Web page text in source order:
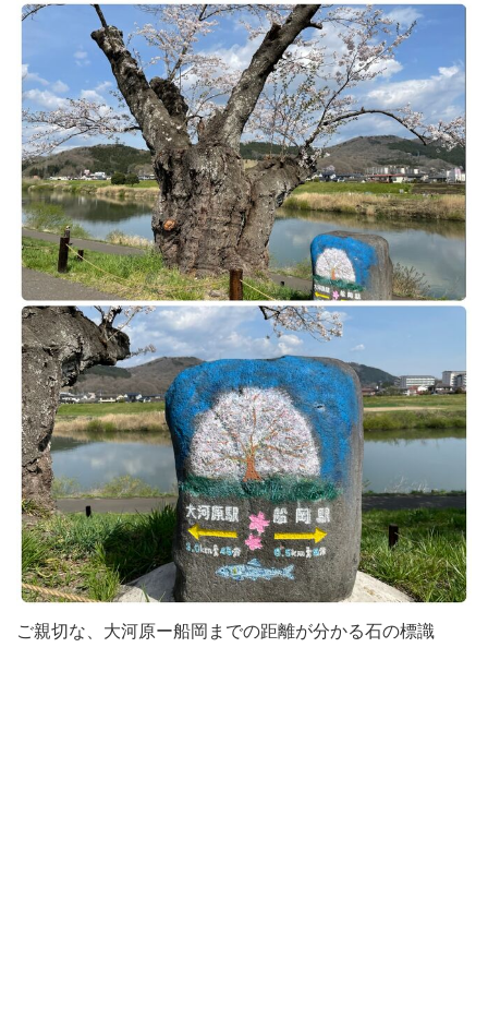
ご親切な、大河原ー船岡までの距離が分かる石の標識